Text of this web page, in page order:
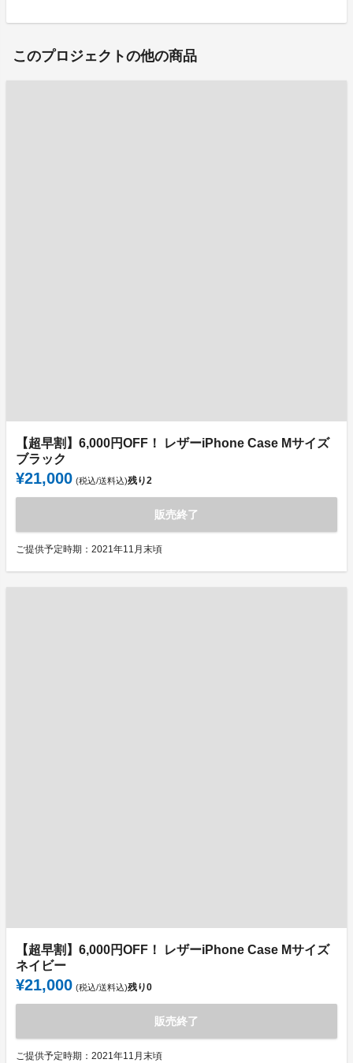
このプロジェクトの他の商品
【超早割】6,000円OFF！ レザーiPhone Case Mサイズ
ブラック
¥21,000 (税込/送料込)残り2
販売終了
ご提供予定時期：2021年11月末頃
【超早割】6,000円OFF！ レザーiPhone Case Mサイズ
ネイビー
¥21,000 (税込/送料込)残り0
販売終了
ご提供予定時期：2021年11月末頃